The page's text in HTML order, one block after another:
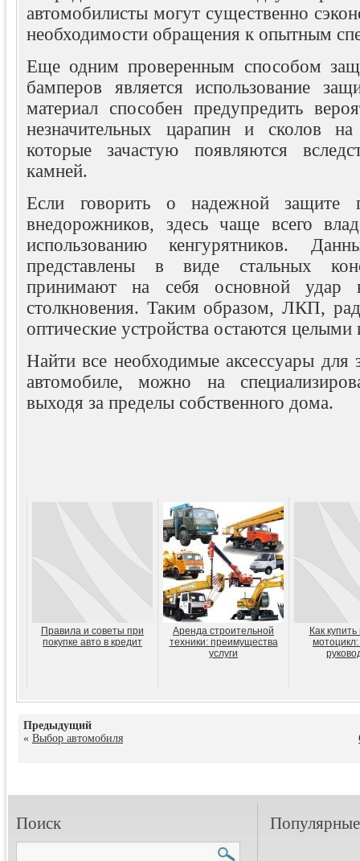
автомобилисты могут существенно
необходимости обращения к опытным
Еще одним проверенным способом
бамперов является использование
материал способен предупредить
незначительных царапин и сколов
которые зачастую появляются
камней.
Если говорить о надежной защите
внедорожников, здесь чаще всего
использованию кенгурятников.
представлены в виде стальных
принимают на себя основной удар
столкновения. Таким образом, ЛКП,
оптические устройства остаются
Найти все необходимые аксессуары
автомобиле, можно на
выходя за пределы собственного дома.
Правила и советы при
покупке авто в кредит
Аренда строительной
техники: преимущества
услуги
Как
Предыдущий
« Выбор автомобиля
Поиск Популярные